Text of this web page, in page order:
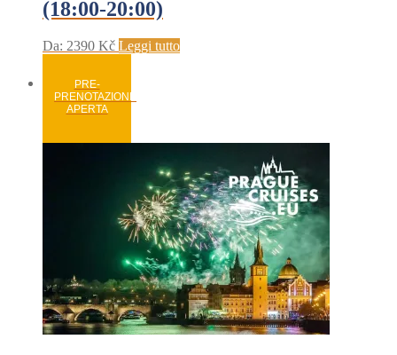
(18:00-20:00)
Da: 2390 Kč Leggi tutto
PRE-
PRENOTAZIONE
APERTA